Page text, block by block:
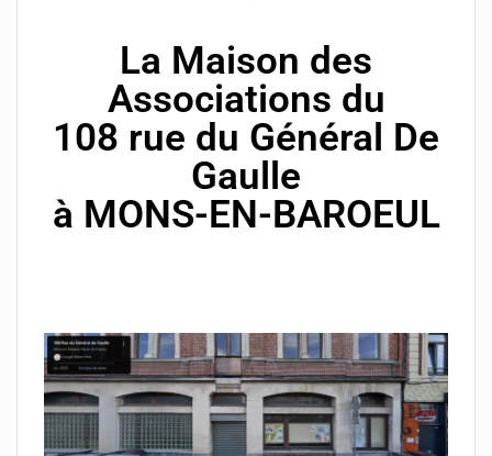
La Maison des
Associations du
108 rue du Général De
Gaulle
à MONS-EN-BAROEUL